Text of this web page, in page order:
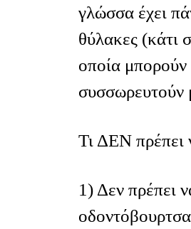
γλώσσα έχει
θύλακες (κάτι
οποία
συσσωρευτούν
Τι ΔΕΝ πρέπει
1) Δεν πρέπει